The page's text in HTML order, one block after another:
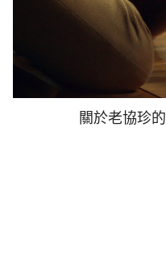
關於老協珍